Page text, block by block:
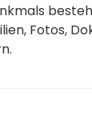
Fotos,